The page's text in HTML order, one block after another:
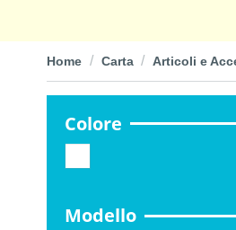
Home Carta Articoli e
Colore
Modello